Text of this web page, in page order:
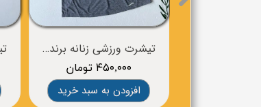
تیشرت ورزشی زنانه برند BROOKS
۴۵۰,۰۰۰ تومان
افزودن به سبد خرید